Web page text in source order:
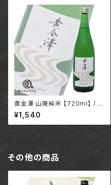
黄金澤 山廃純米 【720ml】 / 宮
城 合名会社川敬商店
¥1,540
その他の商品